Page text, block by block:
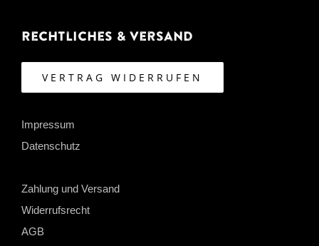
Rechtliches & Versand
VERTRAG WIDERRUFEN
Impressum
Datenschutz
Zahlung und Versand
Widerrufsrecht
AGB